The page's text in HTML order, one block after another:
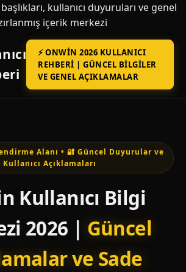
kullanıcı duyuruları ve genel
içerik merkezi
⚡ ONWIN 2026 KULLANICI
REHBERI | GÜNCEL BILGILER
VE GENEL AÇIKLAMALAR
Alanı • 🔐 Güncel Duyurular ve
Kullanıcı Açıklamaları
Kullanıcı Bilgi
2026 | Güncel
ve Sade